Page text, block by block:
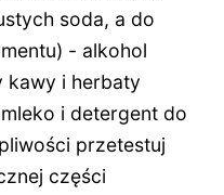
soda, a do
- alkohol
kawy i herbaty
i detergent do
przetestuj
części